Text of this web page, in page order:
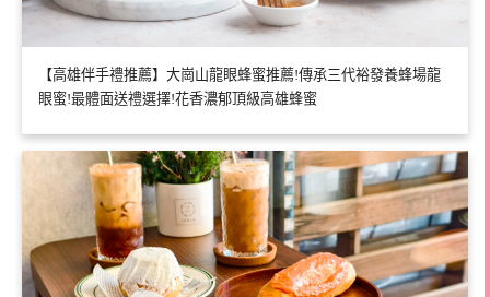
【高雄伴手禮推薦】大崗山龍眼蜂蜜推薦!傳承三代裕發養蜂場龍
眼蜜!最體面送禮選擇!花香濃郁頂級高雄蜂蜜